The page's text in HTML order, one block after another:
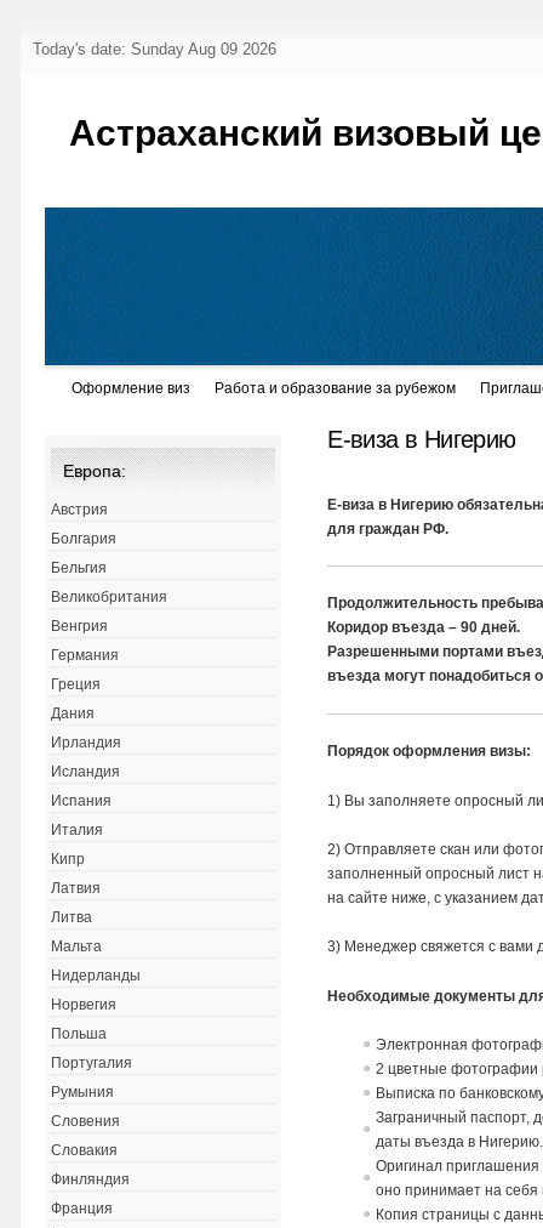
Today's date: Sunday Aug 09 2026
Астраханский визовый
Оформление виз Работа и образование за рубежом
Е-виза в Нигерию
Е-виза в Нигерию
для граждан РФ.
Продолжительность
Коридор въезда – 90 дней.
Разрешенными портами
въезда могут понадобиться
Порядок оформления визы:
1) Вы заполняете опросный
2) Отправляете скан или
заполненный опросный лист
на сайте ниже, с указанием
3) Менеджер свяжется с вами
Необходимые документы
Электронная
2 цветные фотографии
Выписка по
Заграничный паспорт,
даты въезда в Нигерию.
Оригинал
оно принимает на
Копия страницы с
Европа:
Австрия
Болгария
Бельгия
Великобритания
Венгрия
Германия
Греция
Дания
Ирландия
Исландия
Испания
Италия
Кипр
Латвия
Литва
Мальта
Нидерланды
Норвегия
Польша
Португалия
Румыния
Словения
Словакия
Финляндия
Франция